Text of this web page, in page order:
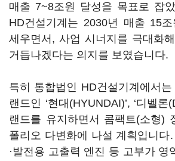
매출 7~8조원 달성을 목표로 잡
HD건설기계는 2030년 매출 15
세우면서, 사업 시너지를 극대화
거듭나겠다는 의지를 보였습니다.
특히 통합법인 HD건설기계에서
랜드인 ‘현대(HYUNDAI)’, ‘디벨론
랜드를 유지하면서 콤팩트(소형)
폴리오 다변화에 나설 계획입니다
·발전용 고출력 엔진 등 고부가 영